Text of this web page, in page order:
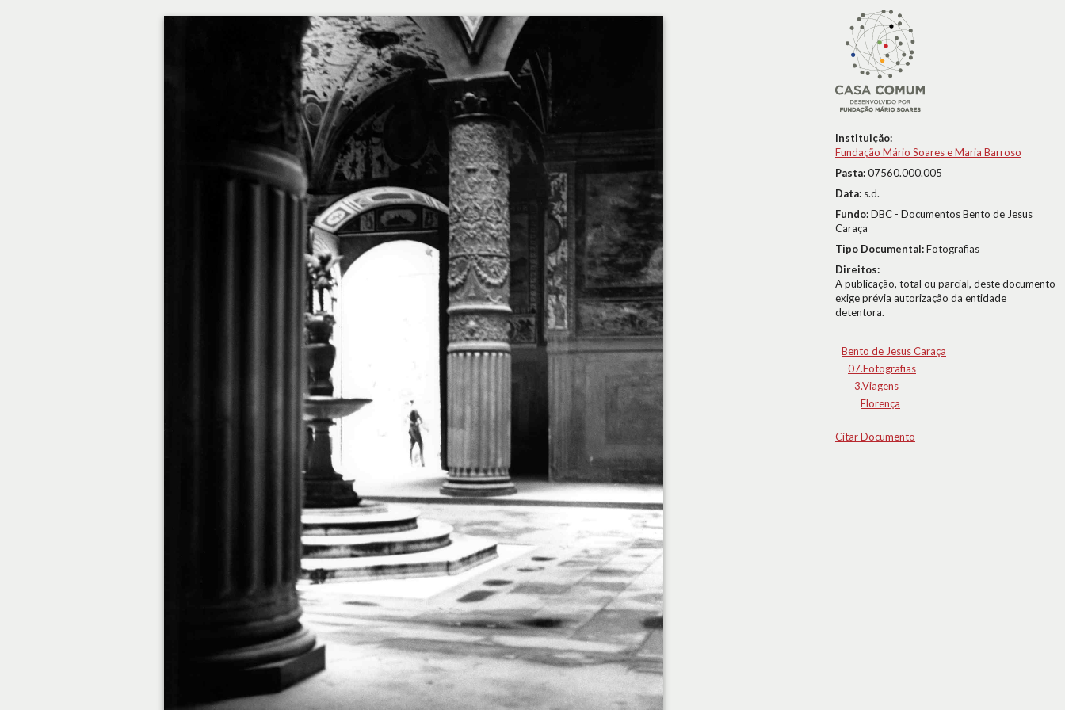
Instituição:
Fundação Mário Soares e Maria Barroso
Pasta:07560.000.005
Data: s.d.
Fundo:DBC - Documentos Bento de Jesus
Caraça
Tipo Documental:Fotografias
Direitos:
A publicação, total ou parcial, deste documento
exige prévia autorização da entidade
detentora.
Bento de Jesus Caraça
07.Fotografias
3.Viagens
Florença
Citar Documento